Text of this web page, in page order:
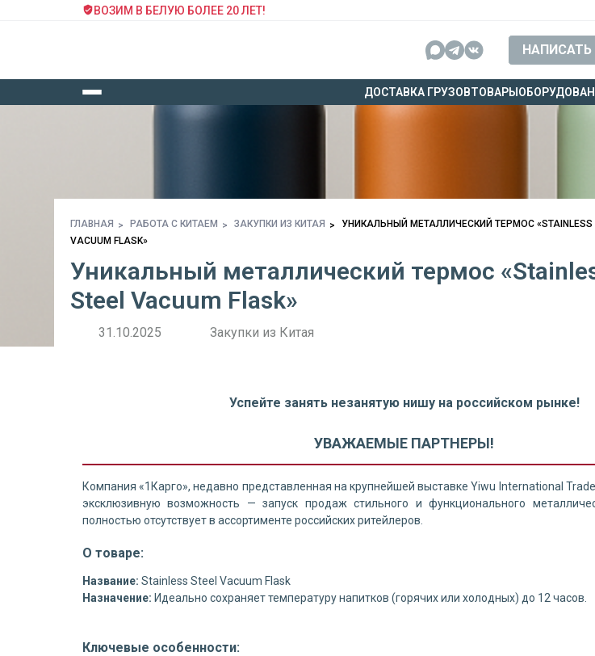
ВОЗИМ В БЕЛУЮ БОЛЕЕ 20 ЛЕТ!
НАПИСАТЬ
ДОСТАВКА ГРУЗОВТОВАРЫ
ГЛАВНАЯ РАБОТА С КИТАЕМ ЗАКУПКИ ИЗ КИТАЯ
УНИКАЛЬНЫЙ МЕТАЛЛИЧЕСКИЙ ТЕРМОС «STAINLESS
VACUUM FLASK»
Уникальный металлический термос
Steel Vacuum Flask»
31.10.2025 Закупки из Китая
Успейте занять незанятую нишу на российском рынке!
УВАЖАЕМЫЕ ПАРТНЕРЫ!
Компания «1Карго», недавно представленная на крупнейшей выставке Yiwu International
эксклюзивную возможность — запуск продаж стильного и функционального
полностью отсутствует в ассортименте российских ритейлеров.
О товаре:
Название: Stainless Steel Vacuum Flask
Назначение: Идеально сохраняет температуру напитков (горячих или холодных) до 12 часов.
Ключевые особенности: